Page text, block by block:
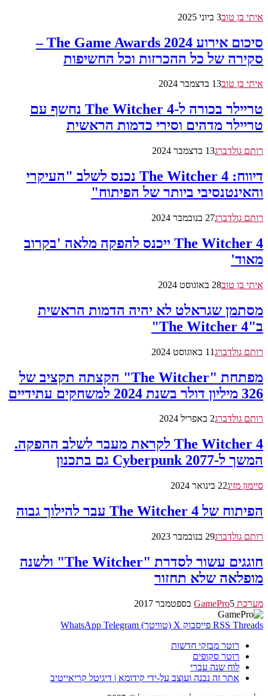
איתי בן טוב3 ביוני 2025
סיכום אירוע The Game Awards 2024 –
סקירה של כל ההכרזות וכל החשיפות
איתי בן טוב13 בדצמבר 2024
טריילר בכורה ל-The Witcher 4 נחשף עם
טריילר מדהים וסירי כדמות הראשית
רותם גולדברג13 בדצמבר 2024
דיווח: The Witcher 4 נכנס לשלב "העיקרי
והאינטנסיבי ביותר של הפיתוח"
רותם גולדברג27 בנובמבר 2024
The Witcher 4 ייכנס להפקה מלאה 'בקרוב
מאוד'
איתי בן טוב28 באוגוסט 2024
מסתמן שגראלט לא יהיה הדמות הראשית
ב"The Witcher 4"
רותם גולדברג11 באוגוסט 2024
מפתחת "The Witcher" הקצתה תקציב של
326 מיליון דולר בשנת 2024 למשחקים עתידיים
רותם גולדברג2 באפריל 2024
The Witcher 4 לקראת מעבר לשלב ההפקה.
המשך ל-Cyberpunk 2077 גם בתכנון
סיימון מזיג22 בינואר 2024
הפיתוח של The Witcher 4 עבר להילוך גבוה
רותם גולדברג29 בנובמבר 2023
חוגגים עשור לסדרת "The Witcher" ולשנה
מופלאה שלא תחזור
מערכת GamePro 5 בספטמבר 2017
RSS Threads פייסבוק X (טוויטר) WhatsApp Telegram
רוטר מבזקי חדשות
רוטר סקופים
לוח שנה עברי
אתר זה נבנה ועוצב על-ידי קידומא | דיגיטל קריאייטיב